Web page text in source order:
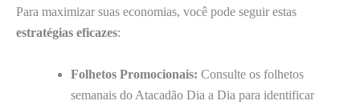
Para maximizar suas economias, você pode seguir estas
estratégias eficazes:
Folhetos Promocionais: Consulte os folhetos
semanais do Atacadão Dia a Dia para identificar